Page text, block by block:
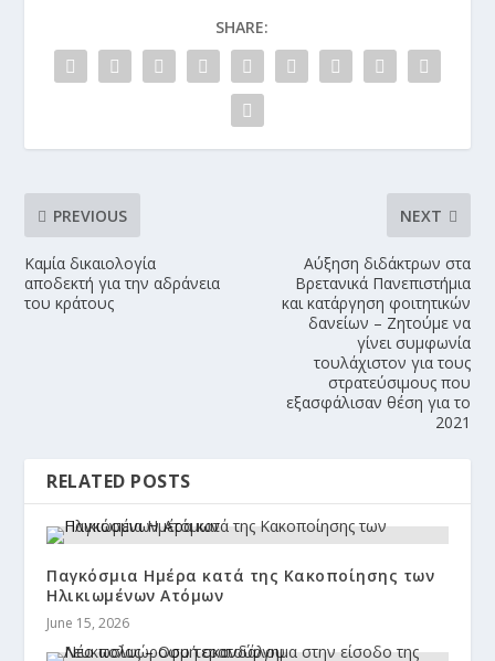
SHARE:
PREVIOUS
Καμία δικαιολογία
αποδεκτή για την αδράνεια
του κράτους
NEXT
Αύξηση διδάκτρων στα
Βρετανικά Πανεπιστήμια
και κατάργηση φοιτητικών
δανείων – Ζητούμε να
γίνει συμφωνία
τουλάχιστον για τους
στρατεύσιμους που
εξασφάλισαν θέση για το
2021
RELATED POSTS
Παγκόσμια Ημέρα κατά της Κακοποίησης των
Ηλικιωμένων Ατόμων
June 15, 2026